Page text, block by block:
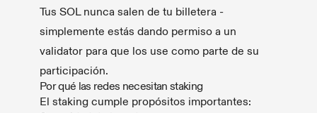
Tus SOL nunca salen de tu billetera -
simplemente estás dando permiso a un
validator para que los use como parte de su
participación.
Por qué las redes necesitan staking
El staking cumple propósitos importantes: